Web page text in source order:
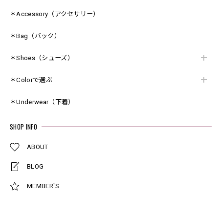
＊Accessory（アクセサリー）
＊Bag（バック）
＊Shoes（シューズ）
＊Colorで選ぶ
＊Underwear（下着）
SHOP INFO
ABOUT
BLOG
MEMBER`S